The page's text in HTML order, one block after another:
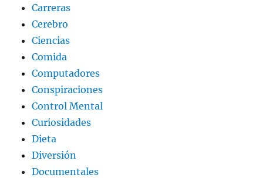
Carreras
Cerebro
Ciencias
Comida
Computadores
Conspiraciones
Control Mental
Curiosidades
Dieta
Diversión
Documentales